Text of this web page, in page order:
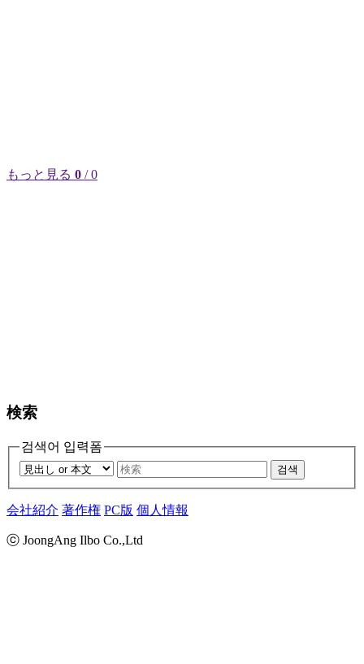
もっと見る 0 / 0
検索
검색어 입력폼
검색
会社紹介 著作権 PC版 個人情報
ⓒ JoongAng Ilbo Co.,Ltd